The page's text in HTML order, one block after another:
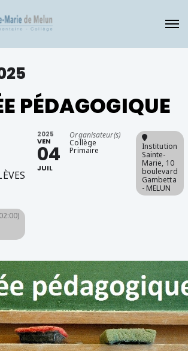
PÉDAGOGIQUE
2025
VEN
04
JUIL
Organisateur(s)
Collège
Primaire
Institution
Sainte-
Marie, 10
boulevard
Gambetta
- MELUN